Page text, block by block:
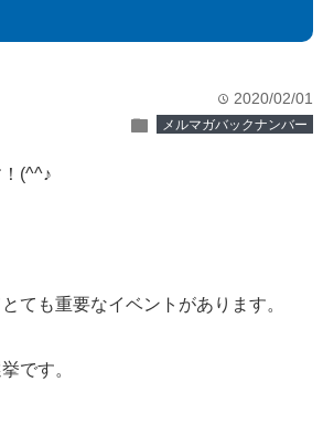
time 2020/02/01
folder メルマガバックナンバー
(^^♪
ても重要なイベントがあります。
です。